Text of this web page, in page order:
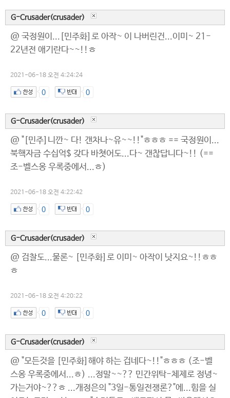
G-Crusader(crusader)
@ 국정원이...[민주화]로 아작~ 이 나버린건...이미~ 21-
22년전 애기란다~~!!ㅎ
2021-06-18 오전 4:24:24
0 0
G-Crusader(crusader)
@ "[민주]니깐~ 다! 갠차나~유~~!!"ㅎㅎㅎ == 국정원이...
북핵자금 수십억$ 갖다 바쳣어도...다~ 갠찮답니다~!! (==
조-벨스옹 우록중에서...ㅎ)
2021-06-18 오전 4:22:42
0 0
G-Crusader(crusader)
@ 검찰도...물론~ [민주화]로 이미~ 아작이 낫지요~!!ㅎㅎ
ㅎ
2021-06-18 오전 4:20:22
0 0
G-Crusader(crusader)
@ "모든것을 [민주화]해야 하는 겁네다~!!"ㅎㅎㅎ (조-벨
스옹 우록중에서...ㅎ) ...정말~~?? 민간위탁-체제로 정녕~
가는거야~??ㅎ ...개정은의 "3일-통일전쟁론?"에...힘을 실